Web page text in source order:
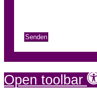
Senden
Open toolbar